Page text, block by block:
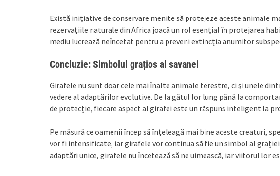
Există inițiative de conservare menite să protejeze aceste animale
rezervațiile naturale din Africa joacă un rol esențial în protejarea
mediu lucrează neîncetat pentru a preveni extincția anumitor
Concluzie: Simbolul grațios al savanei
Girafele nu sunt doar cele mai înalte animale terestre, ci și unele
vedere al adaptărilor evolutive. De la gâtul lor lung până la
de protecție, fiecare aspect al girafei este un răspuns inteligent la
Pe măsură ce oamenii încep să înțeleagă mai bine aceste creaturi,
vor fi intensificate, iar girafele vor continua să fie un simbol al
adaptări unice, girafele nu încetează să ne uimească, iar viitorul lor